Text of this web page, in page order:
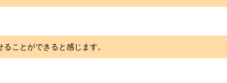
ことができると感じます。